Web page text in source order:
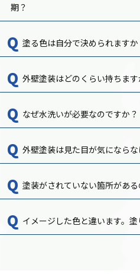
期？
塗る色は自分で決められます
外壁塗装はどのくらい持ちます
なぜ水洗いが必要なのですか？
外壁塗装は見た目が気になら
塗装がされていない箇所がある
イメージした色と違います。